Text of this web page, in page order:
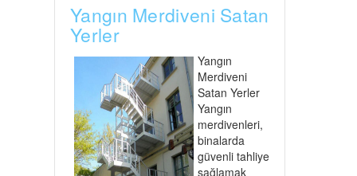
Yangın Merdiveni Satan
Yerler
Yangın
Merdiveni
Satan Yerler
Yangın
merdivenleri,
binalarda
güvenli tahliye
sağlamak